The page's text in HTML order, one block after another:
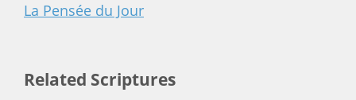
La Pensée du Jour
Related Scriptures